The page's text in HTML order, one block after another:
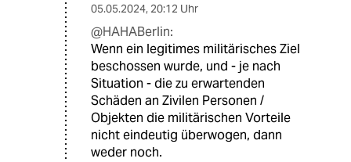
05.05.2024, 20:12 Uhr
@HAHABerlin:
Wenn ein legitimes militärisches Ziel
beschossen wurde, und - je nach
Situation - die zu erwartenden
Schäden an Zivilen Personen /
Objekten die militärischen Vorteile
nicht eindeutig überwogen, dann
weder noch.